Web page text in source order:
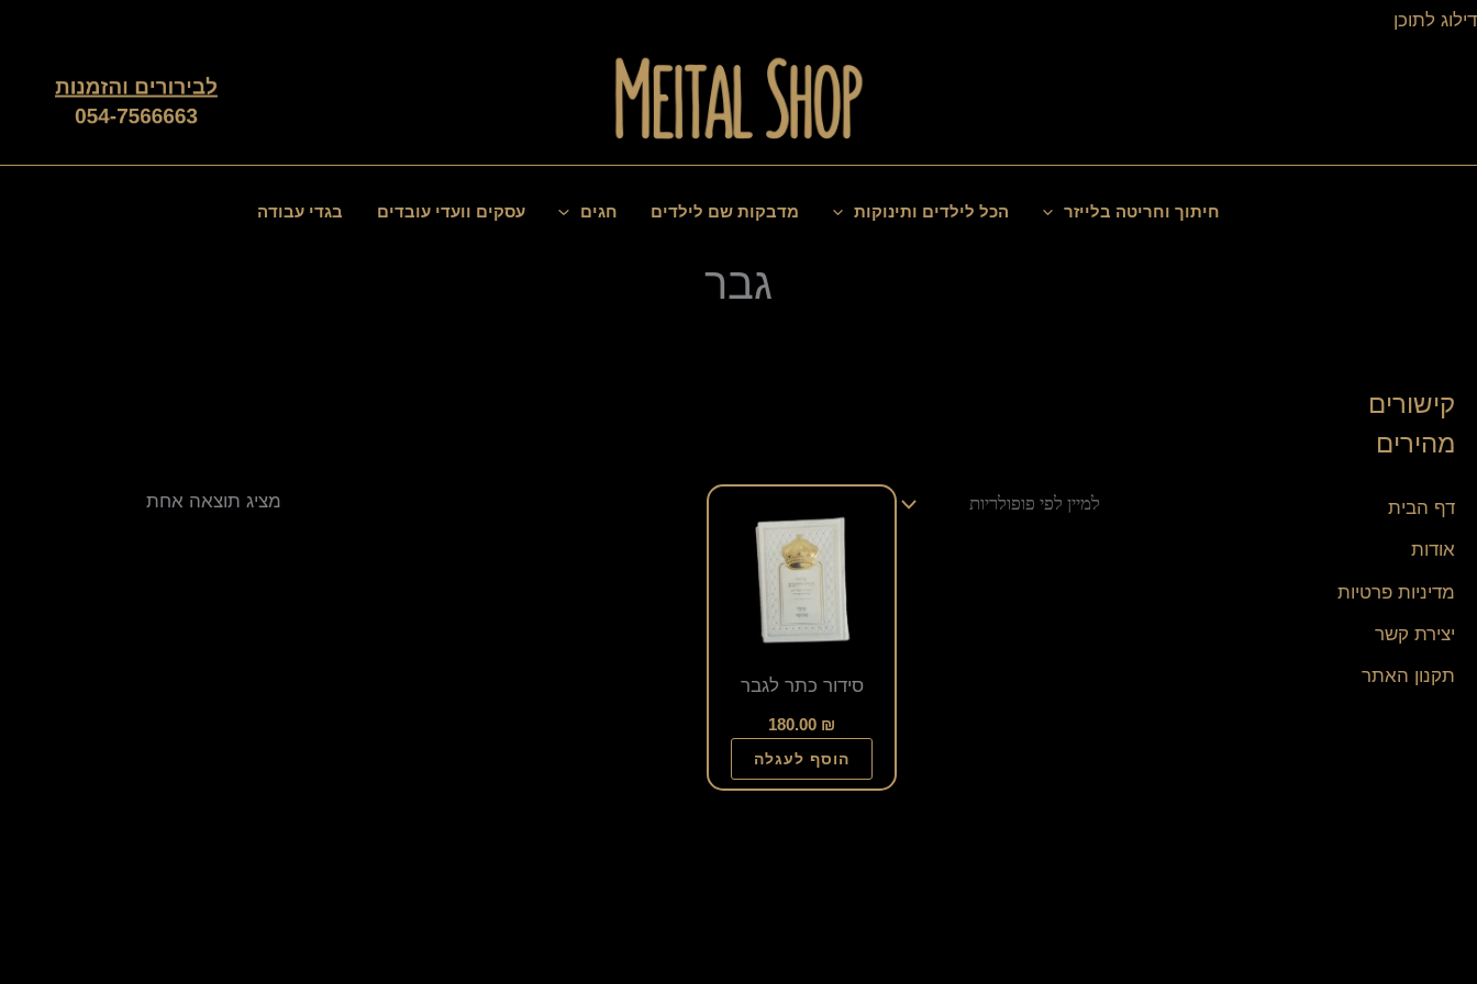
דילוג לתוכן
דילוג
חיתוך וחריטה בלייזר הכל לילדים ותינוקות מדבקות שם לילדים חגים עסקים וועדי עובדים בגדי עבודה
גבר
קישורים
מהירים
דף הבית
אודות
מדיניות פרטיות
יצירת קשר
תקנון האתר
מציג תוצאה אחת
סידור כתר לגבר
180.00 ₪
הוסף לעגלה